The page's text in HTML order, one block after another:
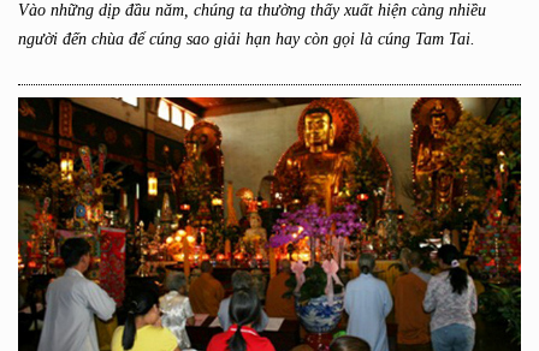
Vào những dịp đầu năm, chúng ta thường thấy xuất hiện càng nhiều
người đến chùa để cúng sao giải hạn hay còn gọi là cúng Tam Tai.